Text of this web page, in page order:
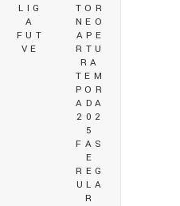
LIG
A
FUT
VE
TOR
NEO
APE
RTU
RA
TEM
POR
ADA
202
5
FAS
E
REG
ULA
R